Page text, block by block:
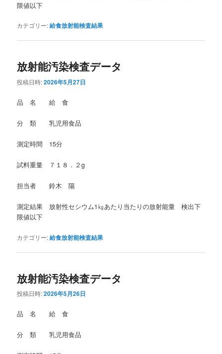
限値以下
カテゴリー:給食放射能検査結果
放射能汚染検査データ
投稿日時:2026年5月27日
品 名 給 食
分 類 乳児用食品
測定時間 15分
試料重量 ７１８．２g
担当者 鈴木 陽
測定結果 放射性セシウム1㎏あたり当たりの放射能量 検出下
限値以下
カテゴリー:給食放射能検査結果
放射能汚染検査データ
投稿日時:2026年5月26日
品 名 給 食
分 類 乳児用食品